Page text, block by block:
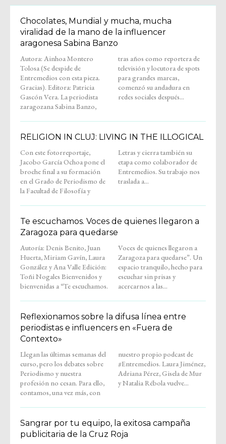
Chocolates, Mundial y mucha, mucha
viralidad de la mano de la influencer
aragonesa Sabina Banzo
Autora: Ainhoa Montero
Tolosa (Se despide de
Entremedios con esta pieza.
Gracias). Editora: Patricia
Gascón Vera. La periodista
zaragozana Sabina Banzo,
tras años como reportera de
televisión y locutora de spots
para grandes marcas,
comenzó su andadura en
redes sociales después...
RELIGION IN CLUJ: LIVING IN THE ILLOGICAL
Con este fotorreportaje,
Jacobo García Ochoa pone el
broche final a su formación
en el Grado de Periodismo de
la Facultad de Filosofía y
Letras y cierra también su
etapa como colaborador de
Entremedios. Su trabajo nos
traslada a...
Te escuchamos. Voces de quienes llegaron a
Zaragoza para quedarse
Autoría: Denis Benito, Juan
Huerta, Miriam Gavín, Laura
González y Ana Valle Edición:
Toñi Nogales Bienvenidos y
bienvenidas a “Te escuchamos.
Voces de quienes llegaron a
Zaragoza para quedarse”. Un
espacio tranquilo, hecho para
escuchar sin prisas y
acercarnos a las...
Reflexionamos sobre la difusa línea entre
periodistas e influencers en «Fuera de
Contexto»
Llegan las últimas semanas del
curso, pero los debates sobre
Periodismo y nuestra
profesión no cesan. Para ello,
contamos, una vez más, con
nuestro propio podcast de
#Entremedios. Laura Jiménez,
Adriana Pérez, Gisela de Mur
y Natalia Rébola vuelve...
Sangrar por tu equipo, la exitosa campaña
publicitaria de la Cruz Roja